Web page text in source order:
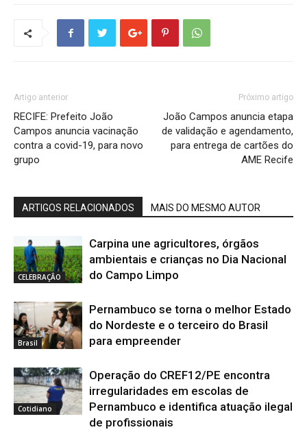
Artigo anterior
RECIFE: Prefeito João
Campos anuncia vacinação
contra a covid-19, para novo
grupo
Próximo artigo
João Campos anuncia etapa
de validação e agendamento,
para entrega de cartões do
AME Recife
ARTIGOS RELACIONADOS MAIS DO MESMO AUTOR
CELEBRAÇÃO
Carpina une agricultores, órgãos
ambientais e crianças no Dia Nacional
do Campo Limpo
Brasil
Pernambuco se torna o melhor Estado
do Nordeste e o terceiro do Brasil
para empreender
Cotidiano
Operação do CREF12/PE encontra
irregularidades em escolas de
Pernambuco e identifica atuação ilegal
de profissionais